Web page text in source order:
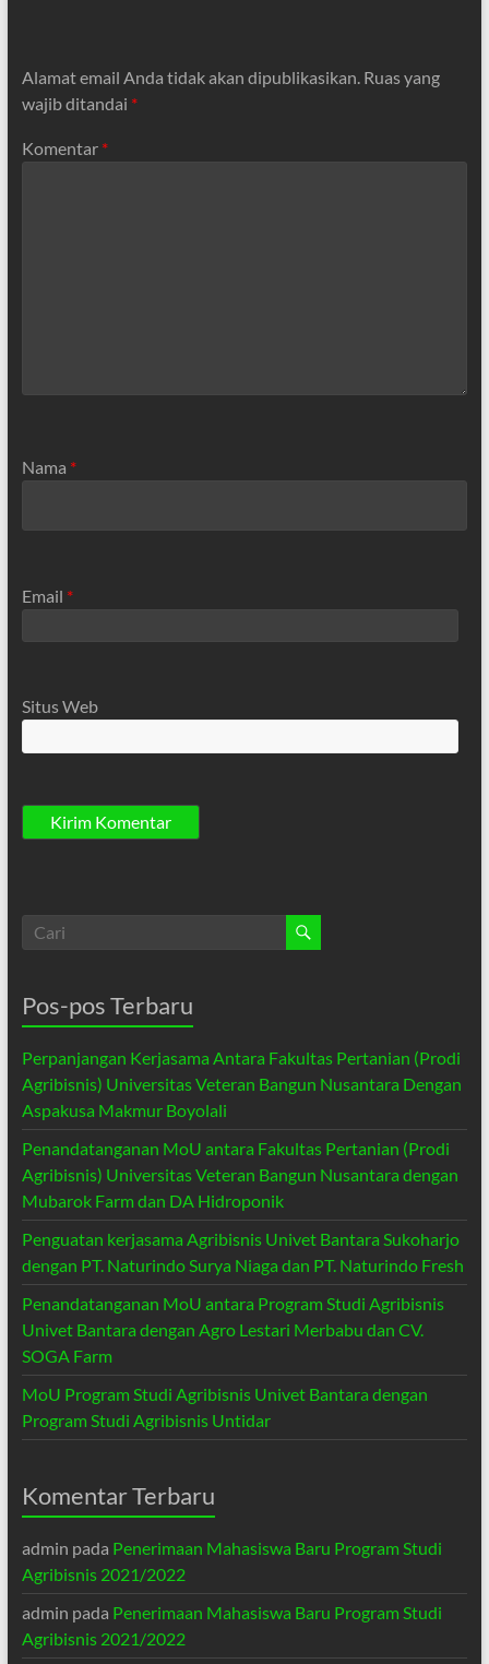
Alamat email Anda tidak akan dipublikasikan. Ruas yang
wajib ditandai *
Komentar *
Nama *
Email *
Situs Web
Pos-pos Terbaru
Perpanjangan Kerjasama Antara Fakultas Pertanian (Prodi
Agribisnis) Universitas Veteran Bangun Nusantara Dengan
Aspakusa Makmur Boyolali
Penandatanganan MoU antara Fakultas Pertanian (Prodi
Agribisnis) Universitas Veteran Bangun Nusantara dengan
Mubarok Farm dan DA Hidroponik
Penguatan kerjasama Agribisnis Univet Bantara Sukoharjo
dengan PT. Naturindo Surya Niaga dan PT. Naturindo Fresh
Penandatanganan MoU antara Program Studi Agribisnis
Univet Bantara dengan Agro Lestari Merbabu dan CV.
SOGA Farm
MoU Program Studi Agribisnis Univet Bantara dengan
Program Studi Agribisnis Untidar
Komentar Terbaru
admin pada Penerimaan Mahasiswa Baru Program Studi
Agribisnis 2021/2022
admin pada Penerimaan Mahasiswa Baru Program Studi
Agribisnis 2021/2022